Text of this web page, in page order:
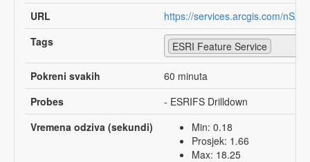
URL
https://services.arcgis.com/
Tags
ESRI Feature Service
Pokreni svakih
60 minuta
Probes
- ESRIFS Drilldown
Vremena odziva (sekundi)
Min: 0.18
Prosjek: 1.66
Max: 18.25